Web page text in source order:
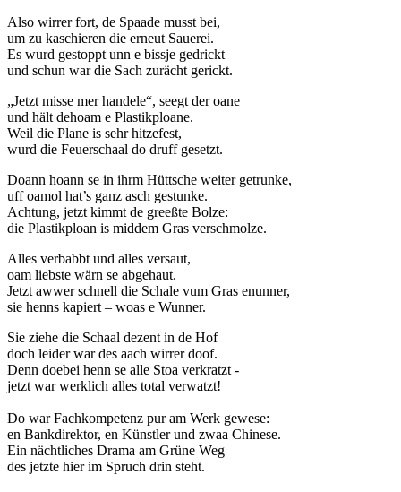
Also wirrer fort, de Spaade musst bei,
um zu kaschieren die erneut Sauerei.
Es wurd gestoppt unn e bissje gedrickt
und schun war die Sach zurächt gerickt.
„Jetzt misse mer handele“, seegt der oane
und hält dehoam e Plastikploane.
Weil die Plane is sehr hitzefest,
wurd die Feuerschaal do druff gesetzt.
Doann hoann se in ihrm Hüttsche weiter getrunke,
uff oamol hat’s ganz asch gestunke.
Achtung, jetzt kimmt de greeßte Bolze:
die Plastikploan is middem Gras verschmolze.
Alles verbabbt und alles versaut,
oam liebste wärn se abgehaut.
Jetzt awwer schnell die Schale vum Gras enunner,
sie henns kapiert – woas e Wunner.
Sie ziehe die Schaal dezent in de Hof
doch leider war des aach wirrer doof.
Denn doebei henn se alle Stoa verkratzt -
jetzt war werklich alles total verwatzt!
Do war Fachkompetenz pur am Werk gewese:
en Bankdirektor, en Künstler und zwaa Chinese.
Ein nächtliches Drama am Grüne Weg
des jetzte hier im Spruch drin steht.